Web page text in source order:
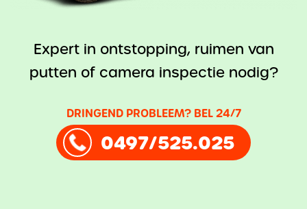
Expert in ontstopping, ruimen van
putten of camera inspectie nodig?
DRINGEND PROBLEEM? BEL 24/7
0497/525.025